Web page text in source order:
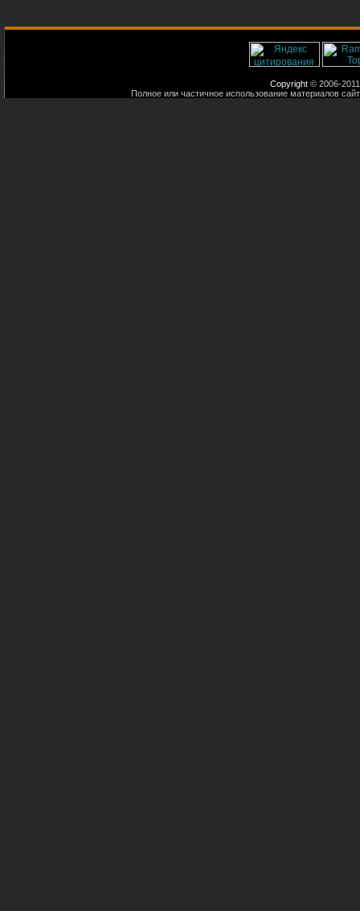
Copyright © 2006-
Полное или частичное использование материалов